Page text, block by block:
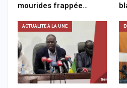
mourides frappée…
ACTUALITÉ À LA UNE